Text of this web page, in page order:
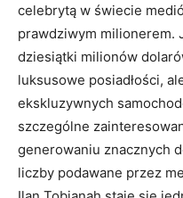
celebrytą w świecie
prawdziwym milionerem.
dziesiątki milionów
luksusowe posiadłości,
ekskluzywnych
szczególne
generowaniu znacznych
liczby podawane przez